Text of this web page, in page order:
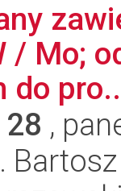
Mo;
do
28 ,